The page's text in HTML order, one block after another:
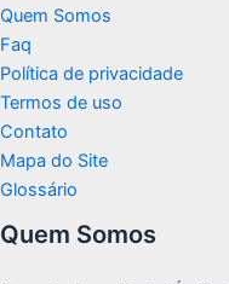
Quem Somos
Faq
Política de privacidade
Termos de uso
Contato
Mapa do Site
Glossário
Quem Somos